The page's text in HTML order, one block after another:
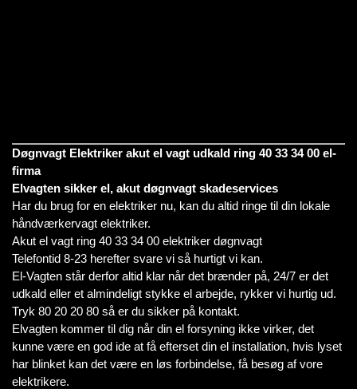
Døgnvagt Elektriker akut el vagt udkald ring 40 33 34 00 el-
firma
Elvagten sikker el, akut døgnvagt skadeservices
Har du brug for en elektriker nu, kan du altid ringe til din lokale
håndværkervagt elektriker.
Akut el vagt ring 40 33 34 00 elektriker døgnvagt
Telefontid 8-23 herefter svare vi så hurtigt vi kan.
El-Vagten står derfor altid klar når det brænder på, 24/7 er det
udkald eller et almindeligt stykke el arbejde, rykker vi hurtig ud.
Tryk 80 20 20 80 så er du sikker på kontakt.
Elvagten kommer til dig når din el forsyning ikke virker, det
kunne være en god ide at få efterset din el installation, hvis lyset
har blinket kan det være en løs forbindelse, få besøg af vore
elektrikere.